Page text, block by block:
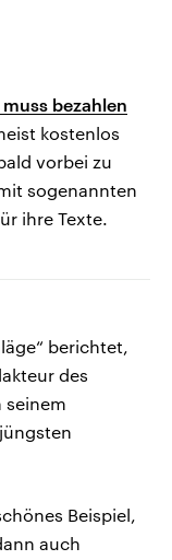
bezahlen
kostenlos
vorbei zu
sogenannten
ihre Texte.
berichtet,
des
seinem
Beispiel,
auch